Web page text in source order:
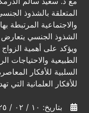
المتعلقة بالشذوذ
والاجتماعية
الشذوذ الجنسي يتعارض
ويؤكد على أهمية
الطبيعية والاحتياجات
السلبية للأفكار
للأفكار العلمانية التي
بتاريخ: ١٠ / ٠٢ / ٢٠٢٥